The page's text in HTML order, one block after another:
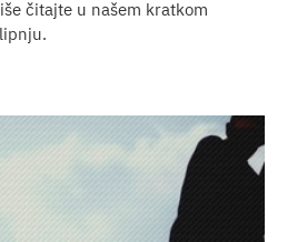
čitajte u našem kratkom